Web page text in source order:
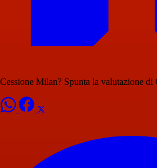
Cessione Milan? Spunta la valutazione di